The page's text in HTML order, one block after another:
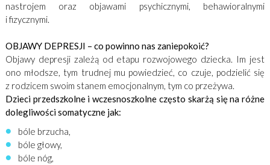
nastrojem oraz objawami psychicznymi, behawioralnymi
i fizycznymi.
OBJAWY DEPRESJI – co powinno nas zaniepokoić?
Objawy depresji zależą od etapu rozwojowego dziecka. Im jest
ono młodsze, tym trudnej mu powiedzieć, co czuje, podzielić się
z rodzicem swoim stanem emocjonalnym, tym co przeżywa.
Dzieci przedszkolne i wczesnoszkolne często skarżą się na różne
dolegliwości somatyczne jak:
bóle brzucha,
bóle głowy,
bóle nóg,